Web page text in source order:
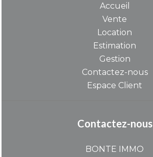
Accueil
Vente
Location
Estimation
Gestion
Contactez-nous
Espace Client
Contactez-nous
BONTE IMMO